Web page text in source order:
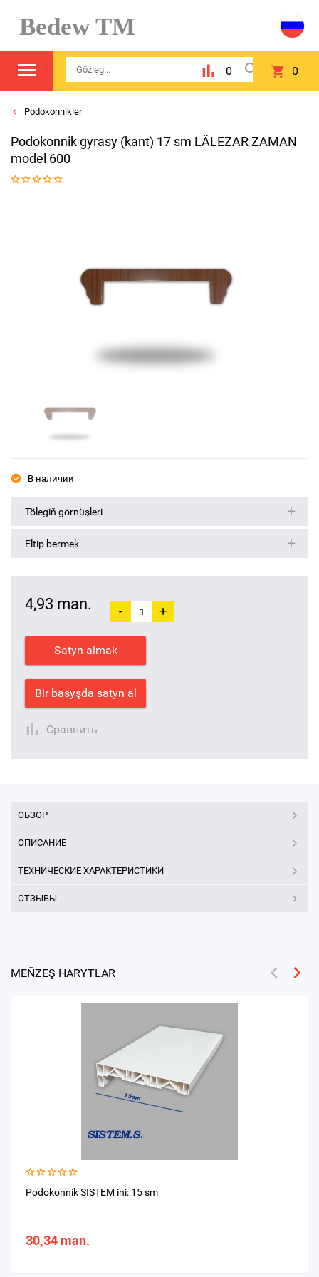
Bedew TM
0 0
Podokonnikler
Podokonnik gyrasy (kant) 17 sm LÄLEZAR ZAMAN
model 600
В наличии
Tölegiň görnüşleri
Eltip bermek
4,93 man. - +
Satyn almak
Bir basyşda satyn al
Сравнить
ОБЗОР
ОПИСАНИЕ
ТЕХНИЧЕСКИЕ ХАРАКТЕРИСТИКИ
ОТЗЫВЫ
MEŇZEŞ HARYTLAR
Podokonnik SISTEM ini: 15 sm
30,34 man.